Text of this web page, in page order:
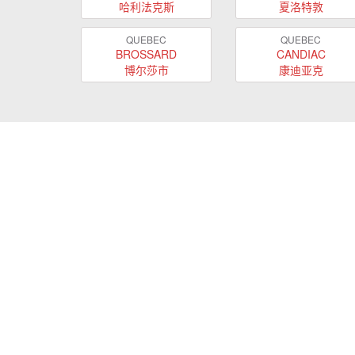
哈利法克斯
夏洛特敦
QUEBEC
BROSSARD
博尔莎市
QUEBEC
CANDIAC
康迪亚克